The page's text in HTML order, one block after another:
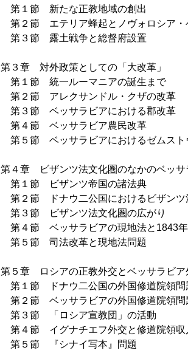
第１節 新たな正教地域の創出
第２節 エテリア蜂起とノヴォロシア・
第３節 露土戦争と総督府設置
第３章 対外政策としての「大改革」
第１節 統一ルーマニアの誕生まで
第２節 アレクサンドル・クザの改革
第３節 ベッサラビアにおける郡改革
第４節 ベッサラビア農民改革
第５節 ベッサラビアにおけるゼムスト
第４章 ビザンツ法文化圏のなかのベッサ
第１節 ビザンツ帝国の諸法典
第２節 ドナウ二公国におけるビザンツ
第３節 ビザンツ法文化圏の広がり
第４節 ベッサラビアの現地法と1843年
第５節 司法改革と現地法問題
第５章 ロシアの正教外交とベッサラビア
第１節 ドナウ二公国の外国修道院領問
第２節 ベッサラビアの外国修道院領問
第３節 「ロシア宣教団」の活動
第４節 イグナチエフ外交と修道院領収
第５節 『シナイ写本』問題